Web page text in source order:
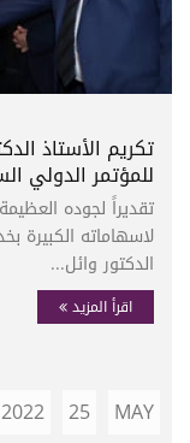
تكريم الأستاذ
للمؤتمر الدولي
تقديراً لجوده
لاسهاماته الكبيرة
الدكتور وائل...
اقرأ المزيد
MAY
25
2022